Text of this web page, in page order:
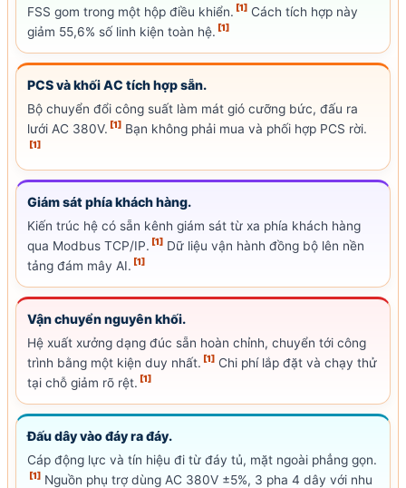
FSS gom trong một hộp điều khiển. [1] Cách tích hợp này
giảm 55,6% số linh kiện toàn hệ. [1]
PCS và khối AC tích hợp sẵn.
Bộ chuyển đổi công suất làm mát gió cưỡng bức, đấu ra
lưới AC 380V. [1] Bạn không phải mua và phối hợp PCS rời.
[1]
Giám sát phía khách hàng.
Kiến trúc hệ có sẵn kênh giám sát từ xa phía khách hàng
qua Modbus TCP/IP. [1] Dữ liệu vận hành đồng bộ lên nền
tảng đám mây AI. [1]
Vận chuyển nguyên khối.
Hệ xuất xưởng dạng đúc sẵn hoàn chỉnh, chuyển tới công
trình bằng một kiện duy nhất. [1] Chi phí lắp đặt và chạy thử
tại chỗ giảm rõ rệt. [1]
Đấu dây vào đáy ra đáy.
Cáp động lực và tín hiệu đi từ đáy tủ, mặt ngoài phẳng gọn.
[1] Nguồn phụ trợ dùng AC 380V ±5%, 3 pha 4 dây với nhu